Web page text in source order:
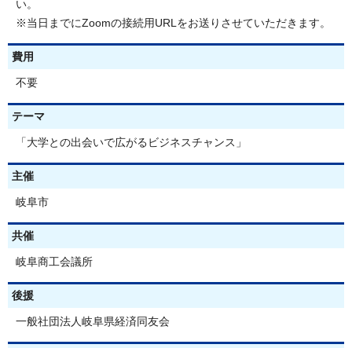
い。
※当日までにZoomの接続用URLをお送りさせていただきます。
費用
不要
テーマ
「大学との出会いで広がるビジネスチャンス」
主催
岐阜市
共催
岐阜商工会議所
後援
一般社団法人岐阜県経済同友会